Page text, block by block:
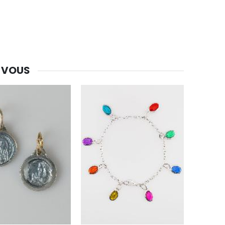
Eau de Lourdes 1 Litre
€12.00